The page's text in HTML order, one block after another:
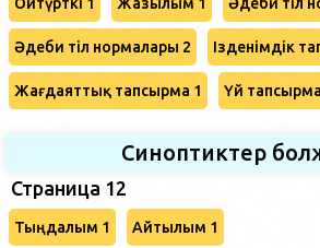
Әдеби тіл нормалары 2 Ізденімдік
Жағдаяттық тапсырма 1 Үй
Синоптиктер
Страница 12
Тыңдалым 1 Айтылым 1